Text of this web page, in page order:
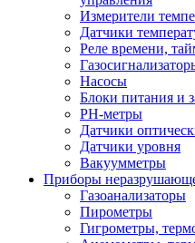
Измерители
Датчики
Реле времени,
Насосы
Блоки питания и
PH-метры
Датчики
Датчики уровня
Вакуумметры
Приборы
Газоанализаторы
Пирометры
Гигрометры,